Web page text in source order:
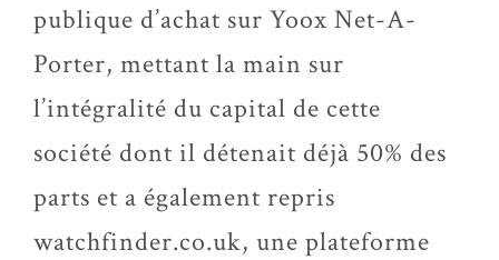
publique d’achat sur Yoox Net-A-
Porter, mettant la main sur
l’intégralité du capital de cette
société dont il détenait déjà 50% des
parts et a également repris
watchfinder.co.uk, une plateforme